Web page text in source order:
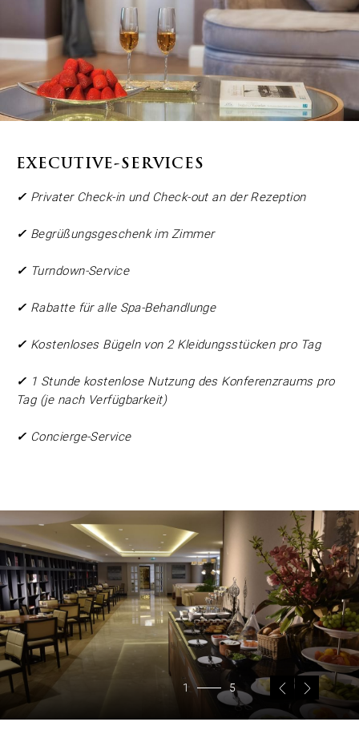
EXECUTIVE-SERVICES
✓ Privater Check-in und Check-out an der Rezeption
✓ Begrüßungsgeschenk im Zimmer
✓ Turndown-Service
✓ Rabatte für alle Spa-Behandlunge
✓ Kostenloses Bügeln von 2 Kleidungsstücken pro Tag
✓ 1 Stunde kostenlose Nutzung des Konferenzraums pro
Tag (je nach Verfügbarkeit)
✓ Concierge-Service
1 5